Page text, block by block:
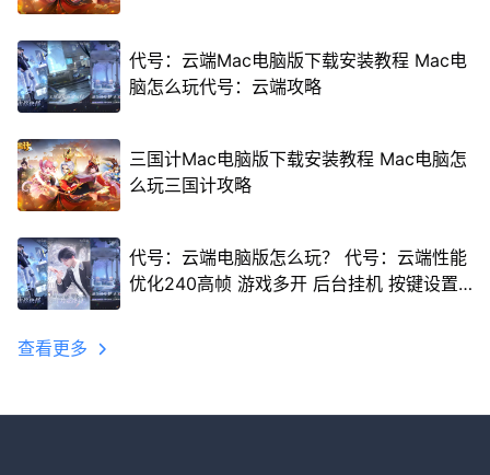
代号：云端Mac电脑版下载安装教程 Mac电
脑怎么玩代号：云端攻略
三国计Mac电脑版下载安装教程 Mac电脑怎
么玩三国计攻略
代号：云端电脑版怎么玩？ 代号：云端性能
优化240高帧 游戏多开 后台挂机 按键设置
查看更多